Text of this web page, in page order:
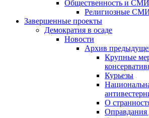
Общественность и СМИ
Религиозные
Завершенные проекты
Демократия в осаде
Новости
Архив
Крупные
Курьезы
О